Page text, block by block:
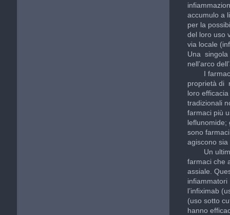
accumulo a
per la
del loro uso
via locale
Una singola
nell’arco
I farmaci
proprietà di
loro
tradizionali
farmaci più
leflunomide;
sono
agiscono
Un ultimo
farmaci che
assiale.
l’infiximab
(uso sotto
hanno